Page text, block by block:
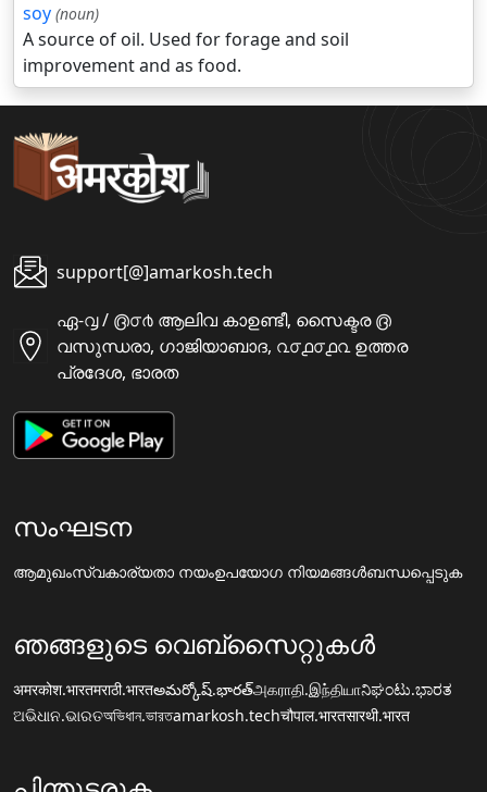
soy (noun)
A source of oil. Used for forage and soil
improvement and as food.
support[@]amarkosh.tech
ഏ-൮ / ൫൦൪ ആലിവ കാഉണ്ടീ, സൈക്ടര ൫
വസുന്ധരാ, ഗാജിയാബാദ, ൨൦൧൦൧൨ ഉത്തര
പ്രദേശ, ഭാരത
സംഘടന
ആമുഖംസ്വകാര്യതാ നയംഉപയോഗ നിയമങ്ങൾബന്ധപ്പെടുക
ഞങ്ങളുടെ വെബ്സൈറ്റുകൾ
अमरकोश.भारतमराठी.भारतఅమర్కోష్.భారత్அகராதி.இந்தியாನಿಘಂಟು.ಭಾರತ
ଅଭିଧାନ.ଭାରତঅভিধান.ভারতamarkosh.techचौपाल.भारतसारथी.भारत